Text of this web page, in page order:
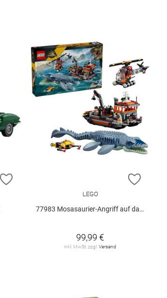
ZUR
LEGO
77983 Mosasaurier-Angriff auf das.. V29
99,99 €
inkl. MwSt. zzgl.Versand